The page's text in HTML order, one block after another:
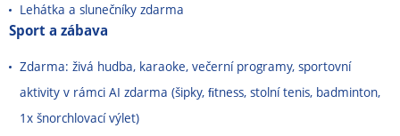
Lehátka a slunečníky zdarma
Sport a zábava
Zdarma: živá hudba, karaoke, večerní programy, sportovní
aktivity v rámci AI zdarma (šipky, ﬁtness, stolní tenis, badminton,
1x šnorchlovací výlet)